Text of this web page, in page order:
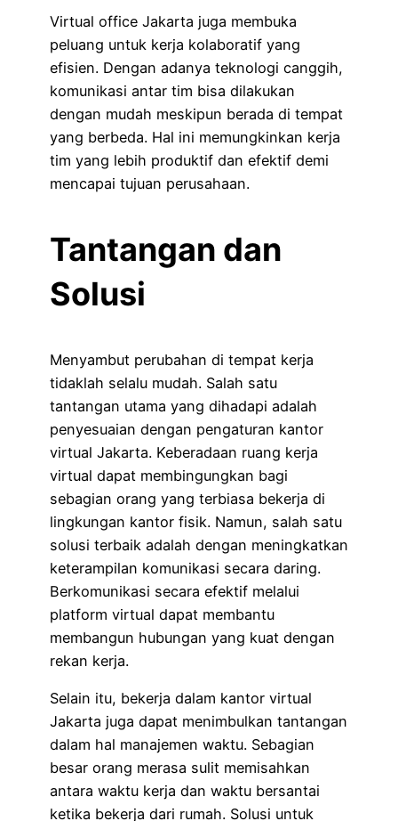
Virtual office Jakarta juga membuka
peluang untuk kerja kolaboratif yang
efisien. Dengan adanya teknologi canggih,
komunikasi antar tim bisa dilakukan
dengan mudah meskipun berada di tempat
yang berbeda. Hal ini memungkinkan kerja
tim yang lebih produktif dan efektif demi
mencapai tujuan perusahaan.
Tantangan dan
Solusi
Menyambut perubahan di tempat kerja
tidaklah selalu mudah. Salah satu
tantangan utama yang dihadapi adalah
penyesuaian dengan pengaturan kantor
virtual Jakarta. Keberadaan ruang kerja
virtual dapat membingungkan bagi
sebagian orang yang terbiasa bekerja di
lingkungan kantor fisik. Namun, salah satu
solusi terbaik adalah dengan meningkatkan
keterampilan komunikasi secara daring.
Berkomunikasi secara efektif melalui
platform virtual dapat membantu
membangun hubungan yang kuat dengan
rekan kerja.
Selain itu, bekerja dalam kantor virtual
Jakarta juga dapat menimbulkan tantangan
dalam hal manajemen waktu. Sebagian
besar orang merasa sulit memisahkan
antara waktu kerja dan waktu bersantai
ketika bekerja dari rumah. Solusi untuk